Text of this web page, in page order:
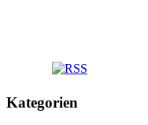
Kategorien